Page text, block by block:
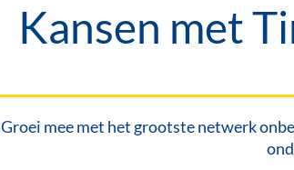
Kansen met
Groei mee met het grootste netwerk